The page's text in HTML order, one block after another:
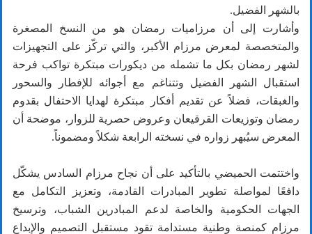
بالشهر الفضيل.
وأشارت إلى أن مرزاميات رمضان هو من النسخ المصغرة
والمتخصصة لمعرض مرزام الأكبر، والتي تركّز على التجهيزات
لشهر رمضان بكل ما تشمله من ديكورات مبتكرة تواكب فرحة
استقبال الشهر الفضيل وتتناغم مع أجوائه للإفطار والسحور
والغبقات، فضلاً عن تقديم أفكار مبتكرة لهدايا الاحتفال بقدوم
رمضان وتوزيعات القرقيعان وعروض حصرية للزوار، موضحة أن
المعرض سيُبهر زواره في نسخته الرابعة شكلاً ومضموناً.
واختتمت الحميضي بالتأكيد على أن نجاح مرزام السادس يشكّل
دافعًا لمواصلة تطوير المبادرات القادمة، وتعزيز التكامل مع
الجهات الحكومية والخاصة لدعم المبادرين الشباب، وترسيخ
مرزام كمنصة وطنية مستدامة تقود مستقبل التصميم والإبداع